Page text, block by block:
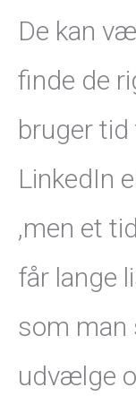
De kan
finde de
bruger tid
LinkedIn
,men et
får lange
som man
udvælge